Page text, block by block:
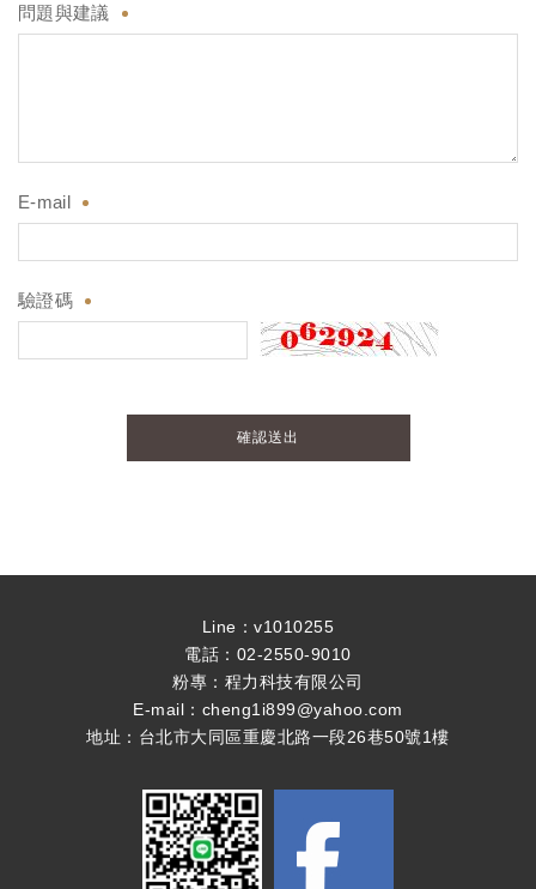
問題與建議
E-mail
驗證碼
確認送出
Line：v1010255
電話： 02-2550-9010
粉專： 程力科技有限公司
E-mail： cheng1i899@yahoo.com
地址：台北市大同區重慶北路一段26巷50號1樓